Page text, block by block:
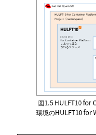
図1.5 HULFT10 for
環境のHULFT10 for